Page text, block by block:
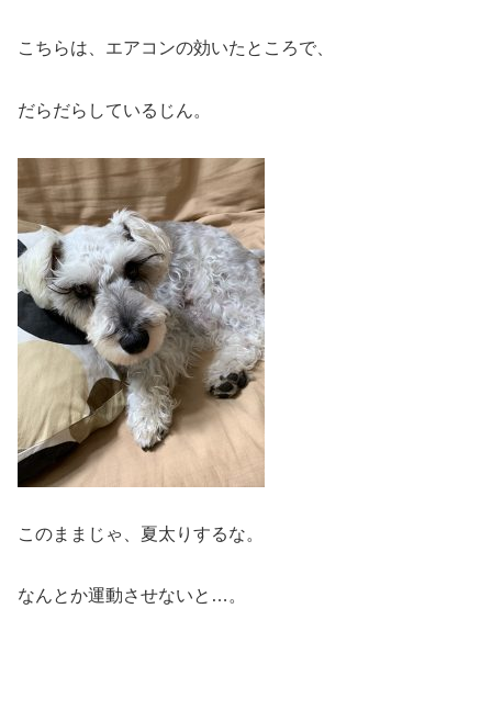
こちらは、エアコンの効いたところで、
だらだらしているじん。
このままじゃ、夏太りするな。
なんとか運動させないと…。